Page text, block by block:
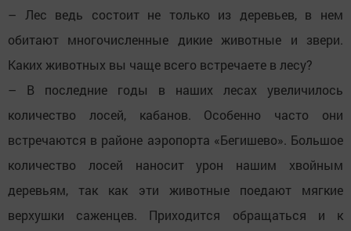
– Лес ведь состоит не только из деревьев, в нем
обитают многочисленные дикие животные и звери.
Каких животных вы чаще всего встречаете в лесу?
– В последние годы в наших лесах увеличилось
количество лосей, кабанов. Особенно часто они
встречаются в районе аэропорта «Бегишево». Большое
количество лосей наносит урон нашим хвойным
деревьям, так как эти животные поедают мягкие
верхушки саженцев. Приходится обращаться и к